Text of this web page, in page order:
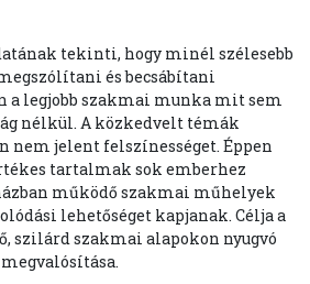
tekinti, hogy minél szélesebb
és becsábítani
a legjobb szakmai munka mit sem
nélkül. A közkedvelt témák
nem jelent felszínességet. Éppen
tartalmak sok emberhez
működő szakmai műhelyek
lehetőséget kapjanak. Célja a
szilárd szakmai alapokon nyugvó